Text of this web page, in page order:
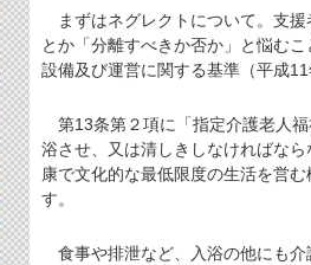
まずはネグレクトについて。支援
とか「分離すべきか否か」と悩む
設備及び運営に関する基準（平成
第13条第２項に「指定介護老人
浴させ、又は清しきしなければな
康で文化的な最低限度の生活を営
す。
食事や排泄など、入浴の他にも介